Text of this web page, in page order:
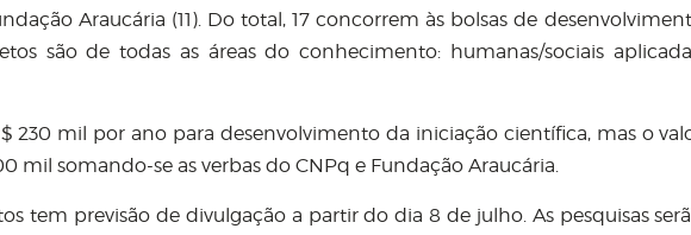
Araucária (11). Do total, 17 concorrem às bolsas de
são de todas as áreas do conhecimento: humanas/sociais
230 mil por ano para desenvolvimento da iniciação científica, mas o
mil somando-se as verbas do CNPq e Fundação Araucária.
tem previsão de divulgação a partir do dia 8 de julho. As pesquisas